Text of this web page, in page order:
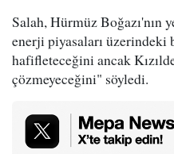
Salah, Hürmüz Boğazı'nın
enerji piyasaları üzerindeki
hafifleteceğini ancak
çözmeyeceğini" söyledi.